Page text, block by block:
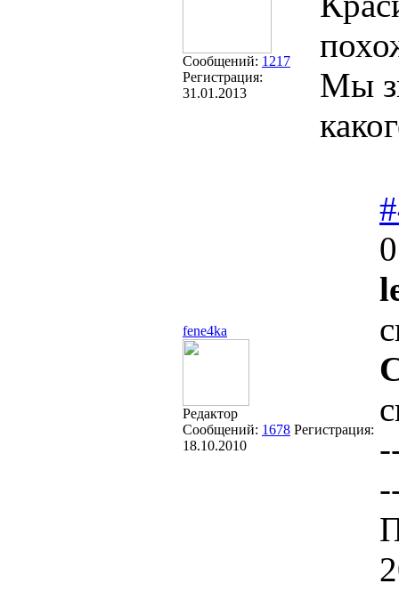
Сообщений: 1217
Регистрация:
31.01.2013
Мы
fene4ka
Редактор
Сообщений: 1678 Регистрация:
18.10.2010